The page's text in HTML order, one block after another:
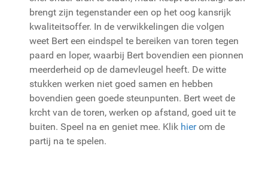
brengt zijn tegenstander een op het oog kansrijk
kwaliteitsoffer. In de verwikkelingen die volgen
weet Bert een eindspel te bereiken van toren tegen
paard en loper, waarbij Bert bovendien een pionnen
meerderheid op de damevleugel heeft. De witte
stukken werken niet goed samen en hebben
bovendien geen goede steunpunten. Bert weet de
krcht van de toren, werken op afstand, goed uit te
buiten. Speel na en geniet mee. Klik hierom de
partij na te spelen.